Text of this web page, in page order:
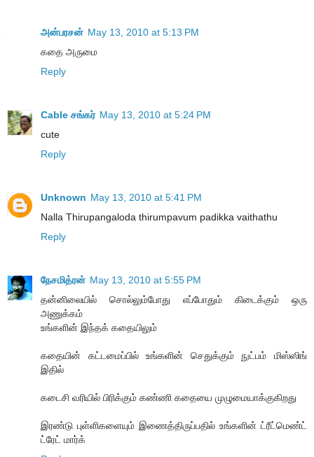
அன்பரசன் May 13, 2010 at 5:13 PM
கதை அருமை
Reply
Cable சங்கர் May 13, 2010 at 5:24 PM
cute
Reply
Unknown May 13, 2010 at 5:41 PM
Nalla Thirupangaloda thirumpavum padikka vaithathu
Reply
நேசமித்ரன் May 13, 2010 at 5:55 PM
தன்னிலையில் சொல்லும்போது எப்போதும் கிடைக்கும் ஒரு
அணுக்கம்
உங்களின் இந்தக் கதையிலும்
கதையின் கட்டமைப்பில் உங்களின் செதுக்கும் நுட்பம் மிஸ்ஸிங்
இதில்
கடைசி வரியில் பிரிக்கும் கண்ணி கதையை முழுமையாக்குகிறது
இரண்டு புள்ளிகளையும் இணைத்திருப்பதில் உங்களின் ட்ரீட்மெண்ட்
ட்ரேட் மார்க்